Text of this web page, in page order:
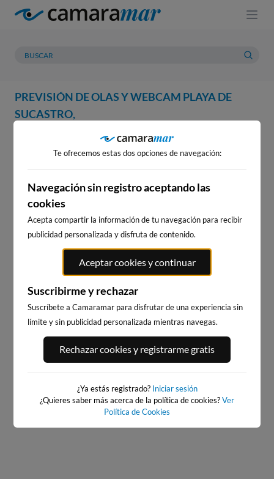
PREVISIÓN DE OLAS Y WEBCAM PLAYA DE
SUCASTRO,
PREVISIÓN METEOROLOGÍA
WEBCAM PLAYA DE SUCASTRO,
WEBCAMS CERCANAS
PLAYA DE SAN ROMAN
(AREA GRANDE)
11km · O Vicedo
CHOPI
PLAYA DE COVAS
0.3 m CHOPI
Te ofrecemos estas dos opciones de navegación:
Navegación sin registro aceptando las
cookies
Acepta compartir la información de tu navegación para recibir
publicidad personalizada y disfruta de contenido.
Aceptar cookies y continuar
Suscribirme y rechazar
Suscríbete a Camaramar para disfrutar de una experiencia sin
límite y sin publicidad personalizada mientras navegas.
Rechazar cookies y registrarme gratis
¿Ya estás registrado? Iniciar sesión
¿Quieres saber más acerca de la política de cookies?Ver
Política de Cookies